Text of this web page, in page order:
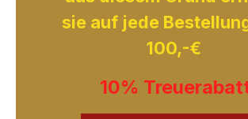
sie auf jede
100,-€
10%